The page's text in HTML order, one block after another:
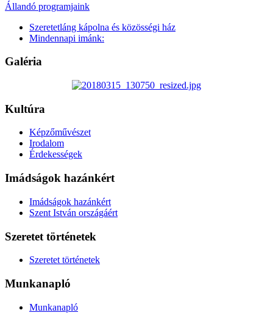
Állandó programjaink
Szeretetláng kápolna és közösségi ház
Mindennapi imánk:
Galéria
Kultúra
Képzőművészet
Irodalom
Érdekességek
Imádságok hazánkért
Imádságok hazánkért
Szent István országáért
Szeretet történetek
Szeretet történetek
Munkanapló
Munkanapló